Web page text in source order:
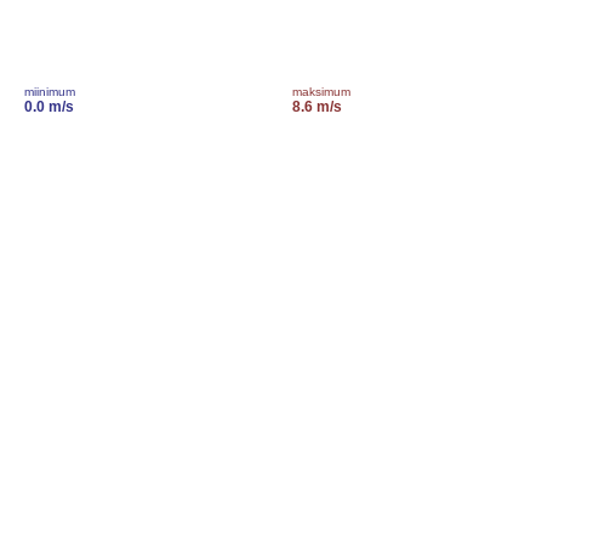
miinimum
0.0 m/s
maksimum
8.6 m/s